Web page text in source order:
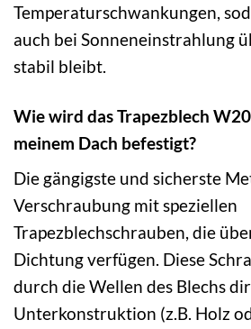
Temperaturschwankungen,
auch bei Sonneneinstrahlung
stabil bleibt.
Wie wird das Trapezblech
meinem Dach befestigt?
Die gängigste und sicherste
Verschraubung mit speziellen
Trapezblechschrauben, die
Dichtung verfügen. Diese
durch die Wellen des Blechs
Unterkonstruktion (z.B. Holz